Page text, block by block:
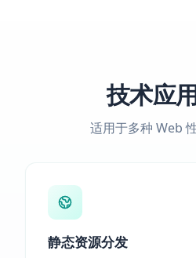
技术应
适用于多种 Web
静态资源分发